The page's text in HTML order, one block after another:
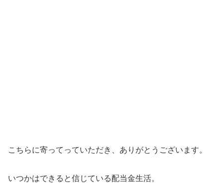
こちらに寄ってっていただき、ありがとうございます。
いつかはできると信じている配当金生活。